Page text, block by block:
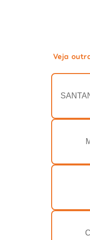
Veja